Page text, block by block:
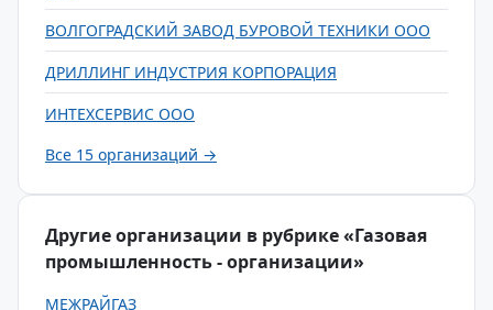
ВОЛГОГРАДСКИЙ ЗАВОД БУРОВОЙ ТЕХНИКИ ООО
ДРИЛЛИНГ ИНДУСТРИЯ КОРПОРАЦИЯ
ИНТЕХСЕРВИС ООО
Все 15 организаций →
Другие организации в рубрике «Газовая
промышленность - организации»
МЕЖРАЙГАЗ